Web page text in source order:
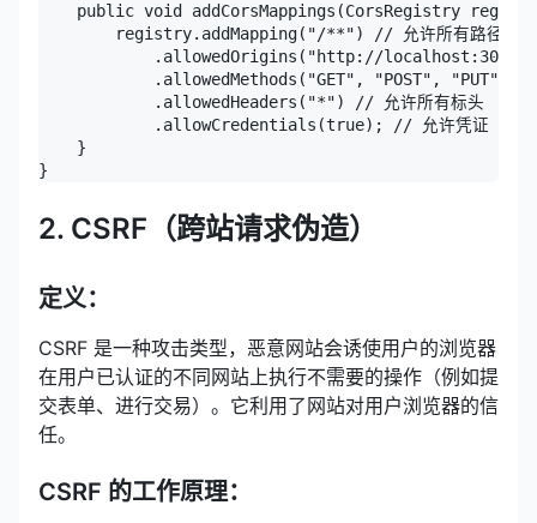
public void addCorsMappings(CorsRegistry
registry.addMapping("/**") // 允许所有路径的
.allowedOrigins("http://localhost:3000") //
.allowedMethods("GET", "POST", "PUT",
.allowedHeaders("*") // 允许所有标头
.allowCredentials(true); // 允许凭证（例如
}
}
2. CSRF（跨站请求伪造）
定义：
CSRF 是一种攻击类型，恶意网站会诱使用户的浏览器
在用户已认证的不同网站上执行不需要的操作（例如提
交表单、进行交易）。它利用了网站对用户浏览器的信
任。
CSRF 的工作原理：